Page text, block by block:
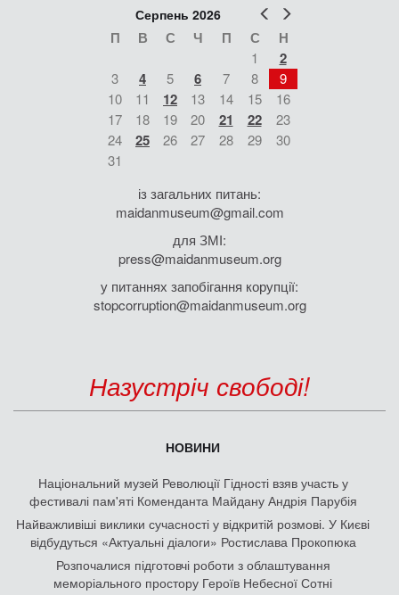
Попер
Серпень 2026
П В С Ч П С Н
1 2
3 4 5 6 7 8
9
10
11 12 13 14 15
16
17
18 19 20 21 22
23
24
25 26 27 28 29
30
31
із загальних питань:
maidanmuseum@gmail.com
для ЗМІ:
press@maidanmuseum.org
у питаннях запобігання корупції:
stopcorruption@maidanmuseum.org
Назустріч свободі!
НОВИНИ
Національний музей Революції Гідності взяв участь у
фестивалі пам'яті Коменданта Майдану Андрія Парубія
Найважливіші виклики сучасності у відкритій розмові. У Києві
відбудуться «Актуальні діалоги» Ростислава Прокопюка
Розпочалися підготовчі роботи з облаштування
меморіального простору Героїв Небесної Сотні